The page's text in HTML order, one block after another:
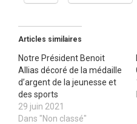
Articles similaires
Notre Président Benoit
Allias décoré de la médaille
d’argent de la jeunesse et
des sports
29 juin 2021
Dans "Non classé"